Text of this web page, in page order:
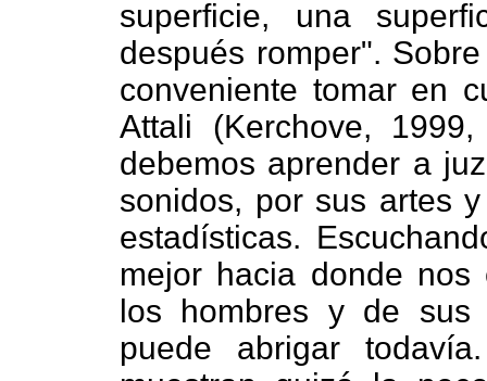
superficie, una
después romper".
conveniente tomar en
Attali (Kerchove,
debemos aprender a
sonidos, por sus artes
estadísticas.
mejor hacia donde
los hombres y de
puede abrigar todavía.